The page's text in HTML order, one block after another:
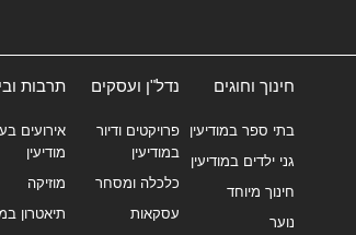
חינוך וחוגים
בתי ספר במודיעין
גני ילדים במודיעין
חינוך מיוחד
נוער
נדל"ן ועסקים
פרויקטים ודיור
במודיעין
כלכלה ומסחר
עסקאות
תרבות
אירועים
מודיעין
מוזיקה
תיאטרון